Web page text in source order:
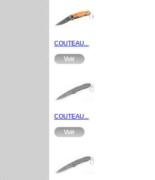
COUTEAU...
Voir
COUTEAU...
Voir